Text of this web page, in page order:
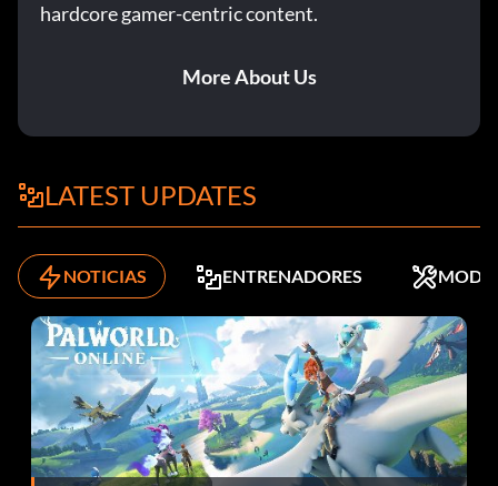
hardcore gamer-centric content.
More About Us
LATEST UPDATES
NOTICIAS ENTRENADORES MODS